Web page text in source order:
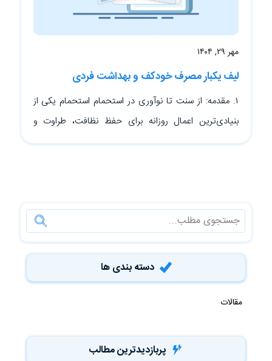
دسته بندی ها
مقالات
پربازدیدترین مطالب
مهر ۲۹, ۱۴۰۴
لیف یکبار مصرف خودکف و بهداشت فردی
۱. مقدمه: از سنت تا نوآوری در استحمام استحمام یکی از
بنیادی‌ترین اعمال روزانه برای حفظ نظافت، طراوت و
سلامت پوست است. در طول تاریخ، ابزارهای مختلفی بر..